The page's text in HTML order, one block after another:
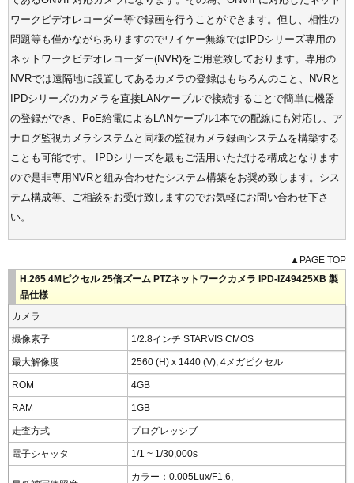
ワークビデオレコーダー等で録画を行うことができます。但し、相性の
問題等も僅かながらありますのでワイケー無線ではIPDシリーズ専用の
ネットワークビデオレコーダー(NVR)をご用意致しております。専用の
NVRでは遠隔地に設置してあるカメラの登録はもちろんのこと、NVRと
IPDシリーズのカメラを直接LANケーブルで接続することで簡単に機器
の登録ができ、PoE給電によるLANケーブル1本での配線にも対応し、ア
ナログ監視カメラシステムと同様の監視カメラ録画システムを構築する
ことも可能です。 IPDシリーズを最もご活用いただける構成となります
ので是非専用NVRと組み合わせたシステム構築をお奨め致します。シス
テム構成等、ご相談をお受け致しますのでお気軽にお問い合わせ下さ
い。
▲PAGE TOP
H.265 4Mピクセル 25倍ズーム PTZネットワークカメラ IPD-IZ49425XB 製
品仕様
カメラ
撮像素子 1/2.8インチ STARVIS CMOS
最大解像度 2560 (H) x 1440 (V), 4メガピクセル
ROM 4GB
RAM 1GB
走査方式 プログレッシブ
電子シャッタ 1/1 ~ 1/30,000s
カラー：0.005Lux/F1.6,